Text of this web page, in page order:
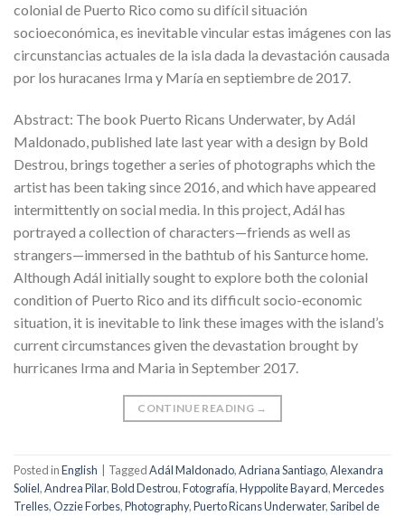
colonial de Puerto Rico como su difícil situación
socioeconómica, es inevitable vincular estas imágenes con las
circunstancias actuales de la isla dada la devastación causada
por los huracanes Irma y María en septiembre de 2017.
Abstract: The book Puerto Ricans Underwater, by Adál
Maldonado, published late last year with a design by Bold
Destrou, brings together a series of photographs which the
artist has been taking since 2016, and which have appeared
intermittently on social media. In this project, Adál has
portrayed a collection of characters—friends as well as
strangers—immersed in the bathtub of his Santurce home.
Although Adál initially sought to explore both the colonial
condition of Puerto Rico and its difficult socio-economic
situation, it is inevitable to link these images with the island’s
current circumstances given the devastation brought by
hurricanes Irma and Maria in September 2017.
CONTINUE READING →
Posted inEnglish TaggedAdál Maldonado,Adriana Santiago,Alexandra
Soliel,Andrea Pilar,Bold Destrou,Fotografía,Hyppolite Bayard,Mercedes
Trelles,Ozzie Forbes,Photography,Puerto Ricans Underwater,Saribel de